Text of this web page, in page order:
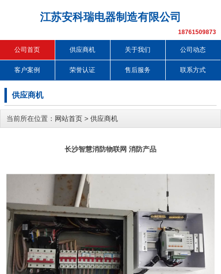
江苏安科瑞电器制造有限公司
18761509873
公司首页 供应商机 关于我们 公司动态
客户案例 荣誉认证 售后服务 联系方式
供应商机
当前所在位置： 网站首页 > 供应商机
长沙智慧消防物联网 消防产品